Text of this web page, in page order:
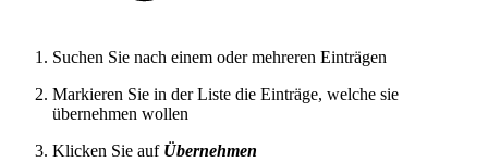
Suchen Sie nach einem oder mehreren Einträgen
Markieren Sie in der Liste die Einträge, welche sie
übernehmen wollen
Klicken Sie auf Übernehmen